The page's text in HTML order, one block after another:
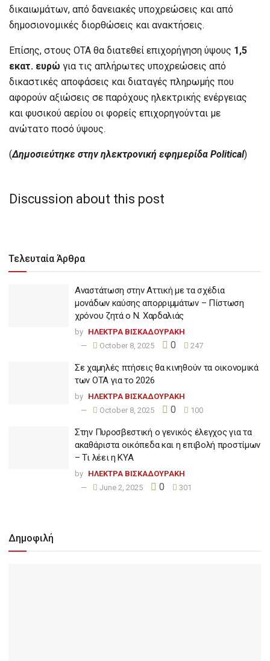
δικαιωμάτων, από δανειακές υποχρεώσεις και από
δημοσιονομικές διορθώσεις και ανακτήσεις.
Επίσης, στους ΟΤΑ θα διατεθεί επιχορήγηση ύψους 1,5
εκατ. ευρώ για τις απλήρωτες υποχρεώσεις από
δικαστικές αποφάσεις και διαταγές πληρωμής που
αφορούν αξιώσεις σε παρόχους ηλεκτρικής ενέργειας
και φυσικού αερίου οι φορείς επιχορηγούνται με
ανώτατο ποσό ύψους.
(Δημοσιεύτηκε στην ηλεκτρονική εφημερίδα Political)
Discussion about this post
Τελευταία Άρθρα
Αναστάτωση στην Αττική με τα σχέδια
μονάδων καύσης απορριμμάτων – Πίστωση
χρόνου ζητά ο Ν. Χαρδαλιάς
by ΗΛΕΚΤΡΑ ΒΙΣΚΑΔΟΥΡΑΚΗ
October 8, 2025
0 247
Σε χαμηλές πτήσεις θα κινηθούν τα οικονομικά
των ΟΤΑ για το 2026
by ΗΛΕΚΤΡΑ ΒΙΣΚΑΔΟΥΡΑΚΗ
October 8, 2025
0 100
Στην Πυροσβεστική ο γενικός έλεγχος για τα
ακαθάριστα οικόπεδα και η επιβολή προστίμων
– Τι λέει η ΚΥΑ
by ΗΛΕΚΤΡΑ ΒΙΣΚΑΔΟΥΡΑΚΗ
June 2, 2025
0 301
Δημοφιλή